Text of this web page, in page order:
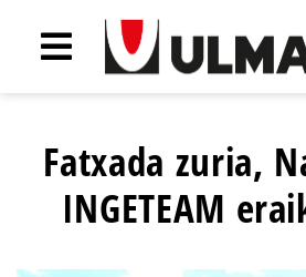
Fatxada zuria,
INGETEAM